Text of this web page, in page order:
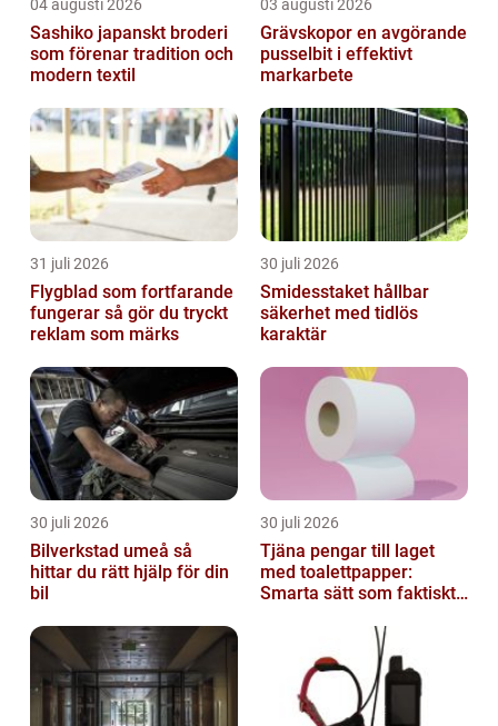
04 augusti 2026
Sashiko japanskt broderi
som förenar tradition och
modern textil
03 augusti 2026
Grävskopor en avgörande
pusselbit i effektivt
markarbete
31 juli 2026
Flygblad som fortfarande
fungerar så gör du tryckt
reklam som märks
30 juli 2026
Smidesstaket hållbar
säkerhet med tidlös
karaktär
30 juli 2026
Bilverkstad umeå så
hittar du rätt hjälp för din
bil
30 juli 2026
Tjäna pengar till laget
med toalettpapper:
Smarta sätt som faktiskt